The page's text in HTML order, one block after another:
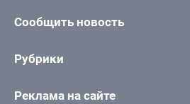
Сообщить новость
Рубрики
Реклама на сайте